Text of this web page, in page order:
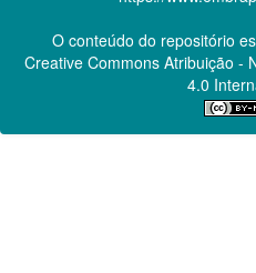
O conteúdo do repositório
Creative CommonsAtribuição -
4.0